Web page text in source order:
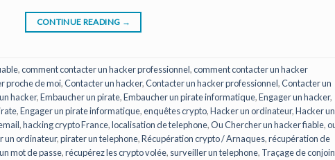
CONTINUE READING →
,comment contacter un hacker professionnel,comment contacter un hacker
proche de moi,Contacter un hacker,Contacter un hacker professionnel,Contacter un
hacker,Embaucher un pirate,Embaucher un pirate informatique,Engager un hacker,
,Engager un pirate informatique,enquêtes crypto,Hacker un ordinateur,Hacker
,hacking crypto France,localisation de telephone,Ou Chercher un hacker fiable,
un ordinateur,pirater un telephone,Récupération crypto / Arnaques,récupération de
mot de passe,récupérez les crypto volée, surveiller un telephone, Traçage de